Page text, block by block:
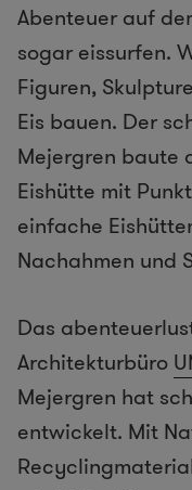
Abenteuer auf
sogar eissurfen.
Figuren,
Eis bauen. Der
Mejergren baute
Eishütte mit
einfache
Nachahmen und
Das
Architekturbüro
Mejergren hat
entwickelt. Mit